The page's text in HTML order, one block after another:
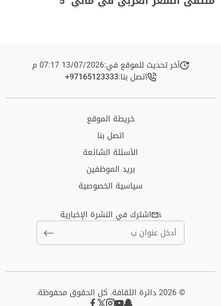
آخر تحديث للموقع في:13/07/2026 07:17 م
اتصل بنا:+97165123333​
خريطة الموقع
اتصل بنا
الأسئلة الشائعة
بريد الموظفين
سياسية الخصوصية
اشترك في النشرة الإخبارية
© 2026 دائرة الثقافة. كل الحقوق محفوظة.